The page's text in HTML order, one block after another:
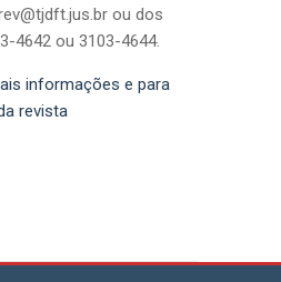
ou dos
4642 ou 3103-4644.
informações e para
revista